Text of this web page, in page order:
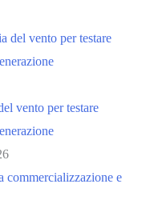
vento per testare